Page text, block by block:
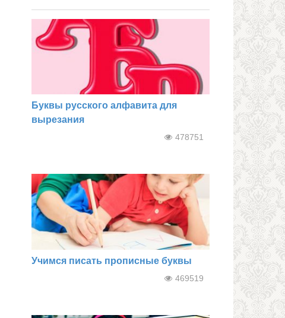
Буквы русского алфавита для
вырезания
478751
Учимся писать прописные буквы
469519